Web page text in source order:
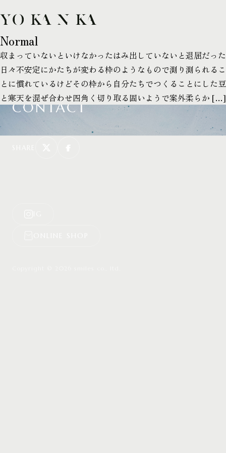
Normal
収まっていないといけなかったはみ出していないと退屈だった
日々不安定にかたちが変わる枠のようなもので測り測られるこ
とに慣れているけどその枠から自分たちでつくることにした豆
と寒天を混ぜ合わせ四角く切り取る固いようで案外柔らか […]
TOP
COLLECTION
COLLABORATION
NEWS
CONTACT